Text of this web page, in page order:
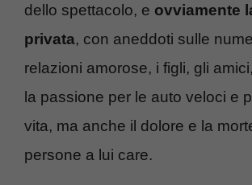
dello spettacolo, e ovviamente
privata, con aneddoti sulle
relazioni amorose, i figli, gli
la passione per le auto veloci e
vita, ma anche il dolore e la
persone a lui care.